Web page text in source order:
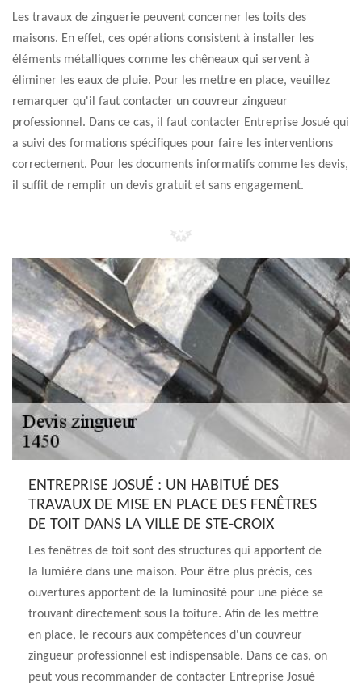
Les travaux de zinguerie peuvent concerner les toits des
maisons. En effet, ces opérations consistent à installer les
éléments métalliques comme les chêneaux qui servent à
éliminer les eaux de pluie. Pour les mettre en place, veuillez
remarquer qu'il faut contacter un couvreur zingueur
professionnel. Dans ce cas, il faut contacter Entreprise Josué qui
a suivi des formations spécifiques pour faire les interventions
correctement. Pour les documents informatifs comme les devis,
il suffit de remplir un devis gratuit et sans engagement.
ENTREPRISE JOSUÉ : UN HABITUÉ DES
TRAVAUX DE MISE EN PLACE DES FENÊTRES
DE TOIT DANS LA VILLE DE STE-CROIX
Les fenêtres de toit sont des structures qui apportent de
la lumière dans une maison. Pour être plus précis, ces
ouvertures apportent de la luminosité pour une pièce se
trouvant directement sous la toiture. Afin de les mettre
en place, le recours aux compétences d'un couvreur
zingueur professionnel est indispensable. Dans ce cas, on
peut vous recommander de contacter Entreprise Josué